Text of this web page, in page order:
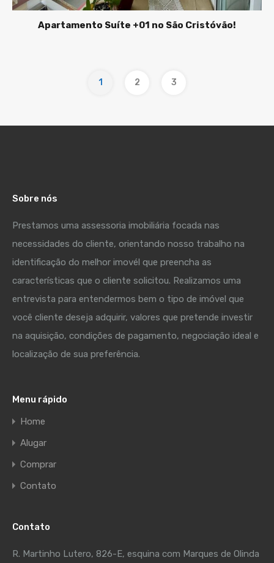
Apartamento Suíte +01 no São Cristóvão!
1 2 3
Sobre nós
Prestamos uma assessoria imobiliária focada nas
necessidades do cliente, orientando nosso trabalho na
identificação do melhor imovél que preencha as
características que o cliente solicitou. Realizamos uma
entrevista para entendermos bem o tipo de imóvel que
você cliente deseja adquirir, valores que pretende investir
na aquisição, condições de pagamento, negociação ideal e
localização de sua preferência.
Menu rápido
Home
Alugar
Comprar
Contato
Contato
R. Martinho Lutero, 826-E, esquina com Marques de Olinda